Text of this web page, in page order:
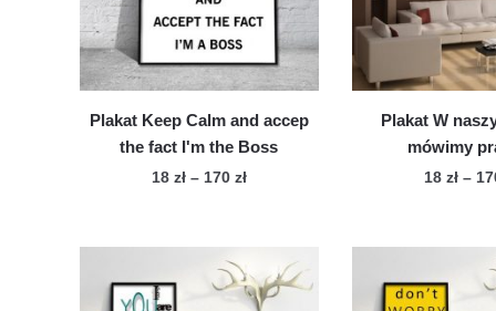
wybrać
na
stronie
na
Plakat Keep Calm and accep
the fact I'm the Boss
18 zł – 170 złZakres
do
170 zł
produkt
ma
Plakat W
mówimy
18 zł –
ma